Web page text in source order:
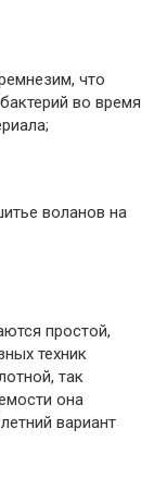
что
во время
воланов на
простой,
техник
так
она
вариант